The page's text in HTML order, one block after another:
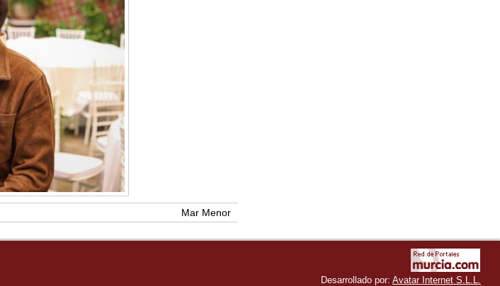
Mar Menor
Desarrollado por: Avatar Internet S.L.L.